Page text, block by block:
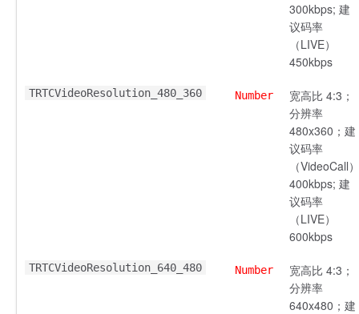
300kbps; 建
议码率
（LIVE）
450kbps
TRTCVideoResolution_480_360 Number
宽高比 4:3；
分辨率
480x360；建
议码率
（VideoCall）
400kbps; 建
议码率
（LIVE）
600kbps
TRTCVideoResolution_640_480 Number
宽高比 4:3；
分辨率
640x480；建